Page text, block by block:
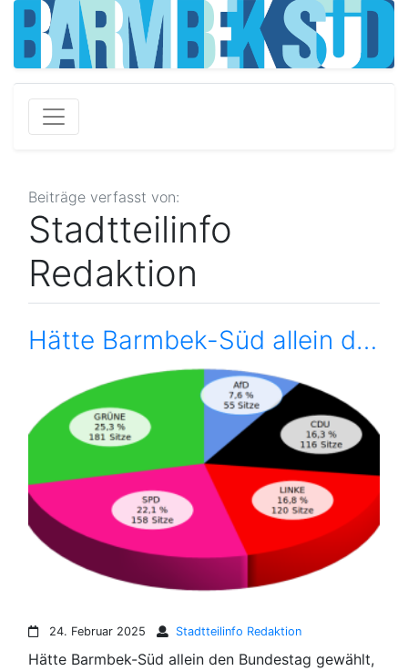
Beiträge verfasst von:
Stadtteilinfo
Redaktion
Hätte Barmbek-Süd allein den Bundestag gewählt …
24. Februar 2025 Stadtteilinfo Redaktion
Hätte Barmbek-Süd allein den Bundestag gewählt,